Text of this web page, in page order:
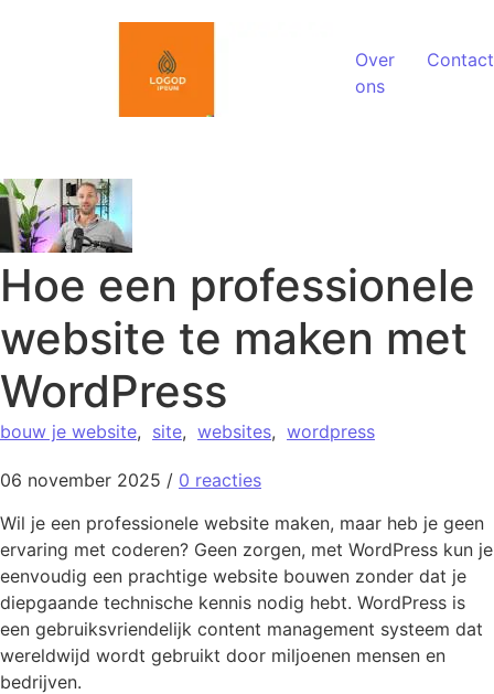
Over
ons
Contact
Hoe een professionele
website te maken met
WordPress
bouw je website, site, websites, wordpress
06 november 2025 / 0 reacties
Wil je een professionele website maken, maar heb je geen
ervaring met coderen? Geen zorgen, met WordPress kun je
eenvoudig een prachtige website bouwen zonder dat je
diepgaande technische kennis nodig hebt. WordPress is
een gebruiksvriendelijk content management systeem dat
wereldwijd wordt gebruikt door miljoenen mensen en
bedrijven.